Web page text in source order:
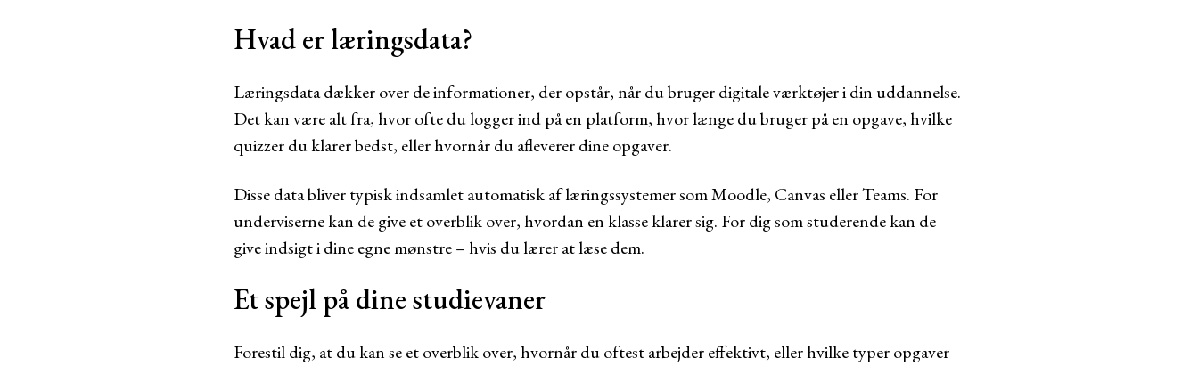
Hvad er læringsdata?
Læringsdata dækker over de informationer, der opstår, når du bruger digitale værktøjer i din uddannelse.
Det kan være alt fra, hvor ofte du logger ind på en platform, hvor længe du bruger på en opgave, hvilke
quizzer du klarer bedst, eller hvornår du afleverer dine opgaver.
Disse data bliver typisk indsamlet automatisk af læringssystemer som Moodle, Canvas eller Teams. For
underviserne kan de give et overblik over, hvordan en klasse klarer sig. For dig som studerende kan de
give indsigt i dine egne mønstre – hvis du lærer at læse dem.
Et spejl på dine studievaner
Forestil dig, at du kan se et overblik over, hvornår du oftest arbejder effektivt, eller hvilke typer opgaver